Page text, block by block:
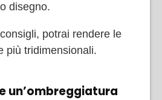
disegno.
potrai rendere le
più tridimensionali.
un’ombreggiatura